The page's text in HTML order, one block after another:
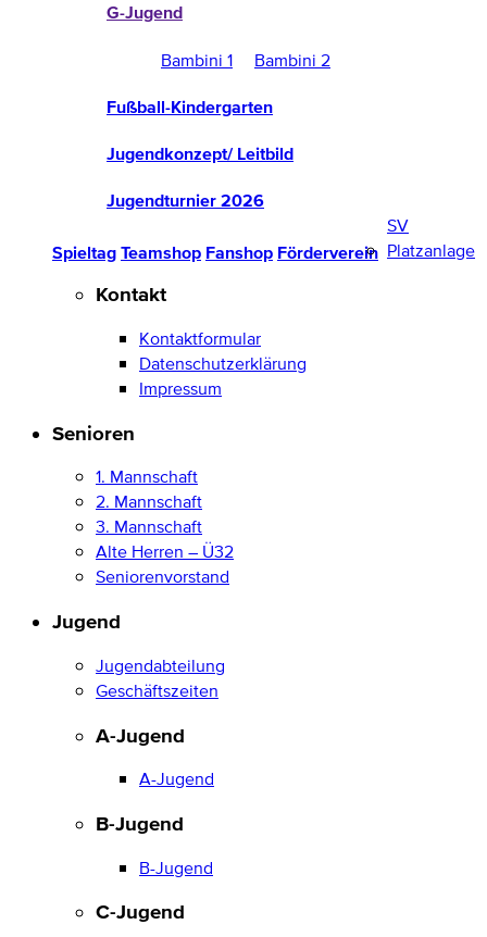
G-Jugend
Bambini 1 Bambini 2
Fußball-Kindergarten
Jugendkonzept/ Leitbild
Jugendturnier 2026
Spieltag Teamshop Fanshop Förderverein
SV
Platzanlage
Kontakt
Kontaktformular
Datenschutzerklärung
Impressum
Senioren
1. Mannschaft
2. Mannschaft
3. Mannschaft
Alte Herren – Ü32
Seniorenvorstand
Jugend
Jugendabteilung
Geschäftszeiten
A-Jugend
A-Jugend
B-Jugend
B-Jugend
C-Jugend